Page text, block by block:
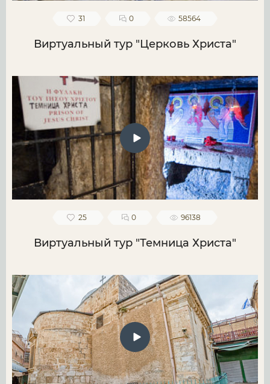
31 0 58564
Виртуальный тур "Церковь Христа"
25 0 96138
Виртуальный тур "Темница Христа"